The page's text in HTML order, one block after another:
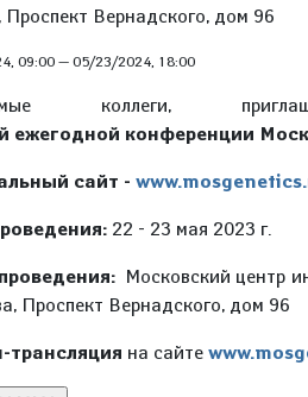
Проспект Вернадского, дом 96
09:00— 05/23/2024, 18:00
коллеги,
ежегодной конференции
сайт -
22 - 23 мая 2023 г.
Московский центр
Проспект Вернадского, дом 96
трансляция на сайте